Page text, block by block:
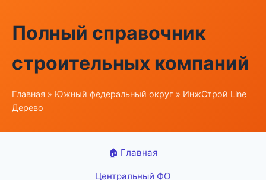
Полный справочник
строительных компаний
Главная » Южный федеральный округ » ИнжСтрой Line
Дерево
🏠 Главная
Центральный ФО